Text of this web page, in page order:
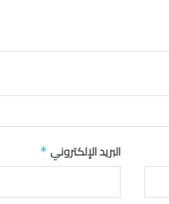
البريد الإلكتروني *